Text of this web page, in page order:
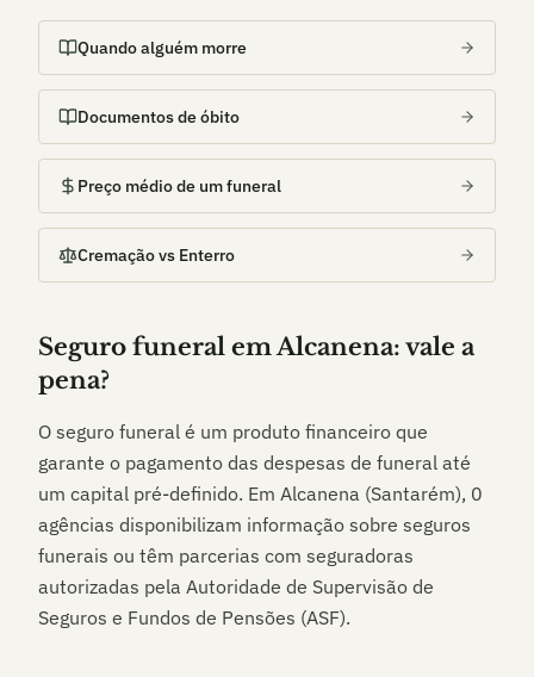
Quando alguém morre
Documentos de óbito
Preço médio de um funeral
Cremação vs Enterro
Seguro funeral emAlcanena: vale a
pena?
O seguro funeral é um produto financeiro que
garante o pagamento das despesas de funeral até
um capital pré-definido. Em Alcanena (Santarém), 0
agências disponibilizam informação sobre seguros
funerais ou têm parcerias com seguradoras
autorizadas pela Autoridade de Supervisão de
Seguros e Fundos de Pensões (ASF).